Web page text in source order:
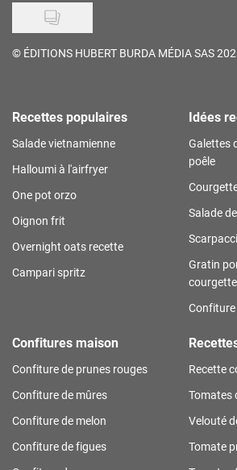
© ÉDITIONS HUBERT BURDA MÉDIA SAS
Recettes populaires
Salade vietnamienne
Halloumi à l'airfryer
One pot orzo
Oignon frit
Overnight oats recette
Campari spritz
Idées
Galettes
poêle
Salade
Gratin
courgette
Confitures maison
Confiture de prunes rouges
Confiture de mûres
Confiture de melon
Confiture de figues
Recette
Tomates
Velouté
Tomate